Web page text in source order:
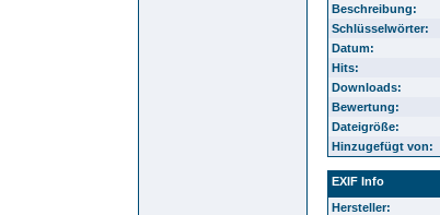
Beschreibung:
Schlüsselwörter:
Datum:
Hits:
Downloads:
Bewertung:
Dateigröße:
Hinzugefügt von:
EXIF Info
Hersteller: